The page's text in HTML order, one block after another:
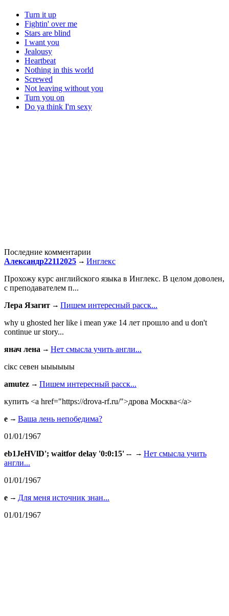
Turn it up
Fightin' over me
Stars are blind
I want you
Jealousy
Heartbeat
Nothing in this world
Screwed
Not leaving without you
Turn you on
Do ya think I'm sexy
Последние комментарии
Александр22112025
Инглекс
Прохожу курс английского языка в Инглекс. В целом доволен,
с преподавателем п...
Лера Язагит
Пишем интересный расск...
why u ghosted her like i mean уже 14 лет прошло and u don't
continue ur story...
янач лена
Нет смысла учить англи...
сiкс севен ыыыыыы
amutez
Пишем интересный расск...
купить <a href="https://drova-rf.ru/">дрова Москва</a>
e
Ваша лень непобедима?
01/01/1967
eb1JeHVlD'; waitfor delay '0:0:15' --
Нет смысла учить
англи...
01/01/1967
e
Для меня источник знан...
01/01/1967